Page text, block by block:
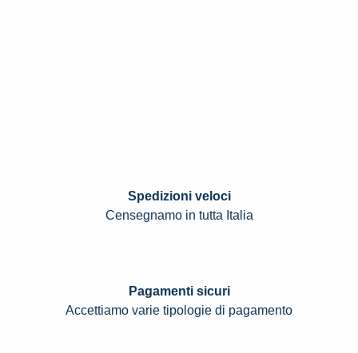
Spedizioni veloci
Censegnamo in tutta Italia
Pagamenti sicuri
Accettiamo varie tipologie di pagamento